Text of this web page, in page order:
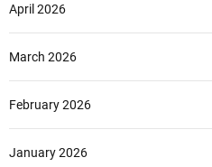
April 2026
March 2026
February 2026
January 2026